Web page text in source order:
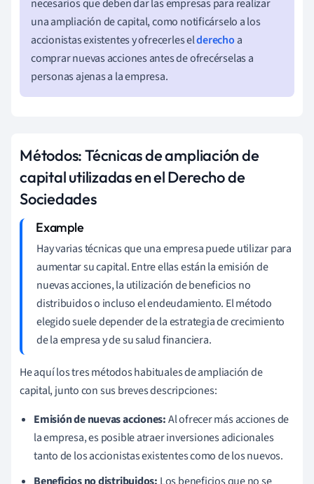
necesarios que deben dar las empresas para realizar
una ampliación de capital, como notificárselo a los
accionistas existentes y ofrecerles elderecho a
comprar nuevas acciones antes de ofrecérselas a
personas ajenas a la empresa.
Métodos: Técnicas de ampliación de
capital utilizadas en el Derecho de
Sociedades
Hay varias técnicas que una empresa puede utilizar para
aumentar su capital. Entre ellas están la emisión de
nuevas acciones, la utilización de beneficios no
distribuidos o incluso el endeudamiento. El método
elegido suele depender de la estrategia de crecimiento
de la empresa y de su salud financiera.
He aquí los tres métodos habituales de ampliación de
capital, junto con sus breves descripciones:
Emisión de nuevas acciones:Al ofrecer más acciones de
la empresa, es posible atraer inversiones adicionales
tanto de los accionistas existentes como de los nuevos.
Beneficios no distribuidos: Los beneficios que no se